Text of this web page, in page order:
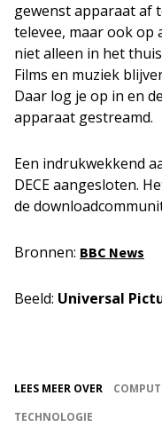
gewenst apparaat af
televee, maar ook op
niet alleen in het
Films en muziek
Daar log je op in en
apparaat gestreamd.
Een indrukwekkend
DECE aangesloten.
de
Bronnen: BBC News
Beeld: Universal
LEES MEER OVER
TECHNOLOGIE